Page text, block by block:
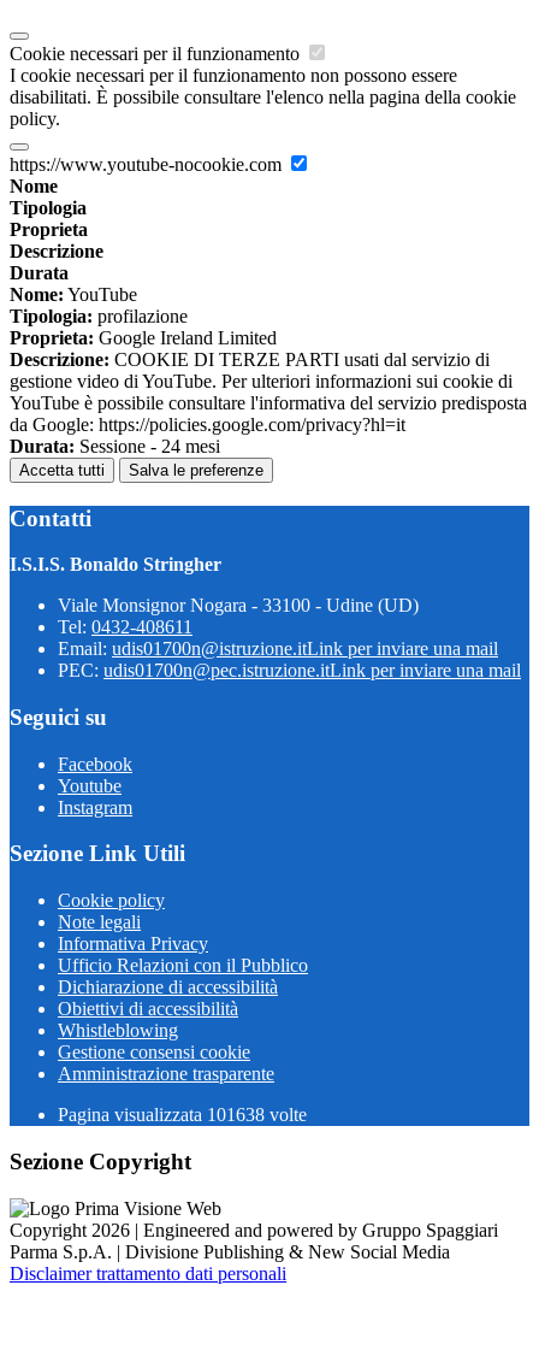
Cookie necessari per il funzionamento
I cookie necessari per il funzionamento non possono essere
disabilitati. È possibile consultare l'elenco nella pagina della cookie
policy.
https://www.youtube-nocookie.com
Nome
Tipologia
Proprieta
Descrizione
Durata
Nome: YouTube
Tipologia: profilazione
Proprieta: Google Ireland Limited
Descrizione: COOKIE DI TERZE PARTI usati dal servizio di
gestione video di YouTube. Per ulteriori informazioni sui cookie di
YouTube è possibile consultare l'informativa del servizio predisposta
da Google: https://policies.google.com/privacy?hl=it
Durata: Sessione - 24 mesi
Accetta tutti Salva le preferenze
Contatti
I.S.I.S. Bonaldo Stringher
Viale Monsignor Nogara - 33100 - Udine (UD)
Tel: 0432-408611
Email: udis01700n@istruzione.itLink per inviare una mail
PEC: udis01700n@pec.istruzione.itLink per inviare una mail
Seguici su
Facebook
Youtube
Instagram
Sezione Link Utili
Cookie policy
Note legali
Informativa Privacy
Ufficio Relazioni con il Pubblico
Dichiarazione di accessibilità
Obiettivi di accessibilità
Whistleblowing
Gestione consensi cookie
Amministrazione trasparente
Pagina visualizzata 101638 volte
Sezione Copyright
Copyright 2026 | Engineered and powered by Gruppo Spaggiari
Parma S.p.A. | Divisione Publishing & New Social Media
Disclaimer trattamento dati personali